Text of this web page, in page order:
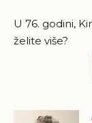
U 76. godini,
želite više?